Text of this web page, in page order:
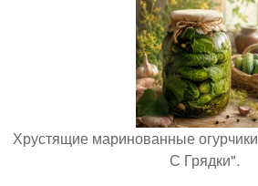
Хрустящие маринованные
С Грядки".